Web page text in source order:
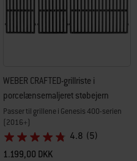
WEBER CRAFTED-grillriste i
porcelænsemaljeret støbejern
Passer til grillene i Genesis 400-serien
(2016+)
4.8 (5)
1.199,00 DKK